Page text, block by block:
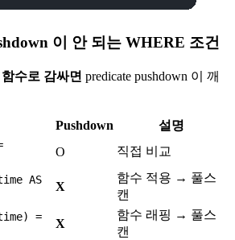
이 안 되는 WHERE 조건
수로 감싸면 predicate pushdown 이 깨
Pushdown 설명
O 직접 비교
AS
X
함수 적용 → 풀스
캔
=
X
함수 래핑 → 풀스
캔